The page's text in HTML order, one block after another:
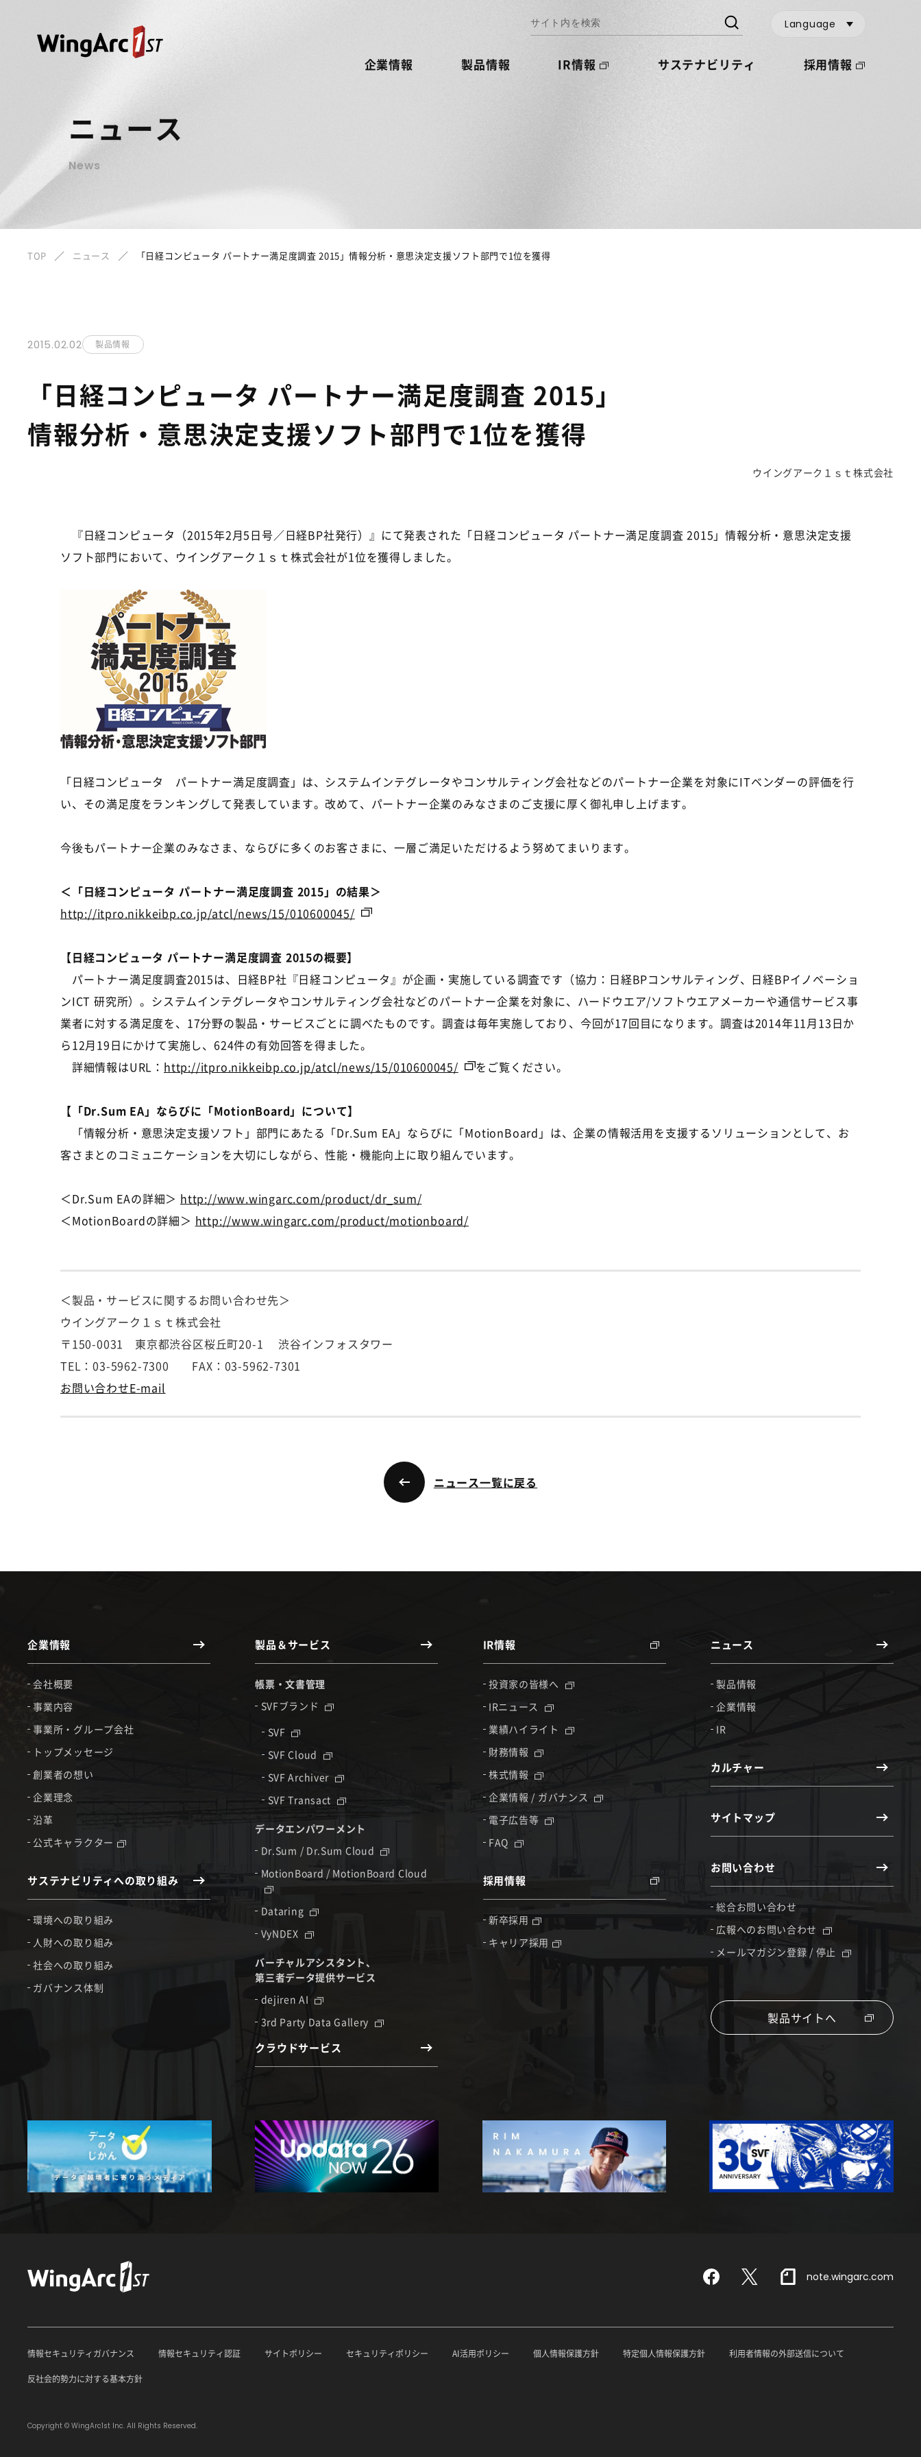
企業情報 製品情報 IR情報 サステナビリティ 採用情報
Language
ニュース
News
TOP ニュース 「日経コンピュータ パートナー満足度調査 2015」情報分析・意思決定支援ソフト部門で1位を獲得
2015.02.02 製品情報
「日経コンピュータ パートナー満足度調査 2015」
情報分析・意思決定支援ソフト部門で1位を獲得
ウイングアーク１ｓｔ株式会社
『日経コンピュータ（2015年2月5日号／日経BP社発行）』にて発表された「日経コンピュータ パートナー満足度調査 2015」情報分析・意思決定支援
ソフト部門において、ウイングアーク１ｓｔ株式会社が1位を獲得しました。
「日経コンピュータ パートナー満足度調査」は、システムインテグレータやコンサルティング会社などのパートナー企業を対象にITベンダーの評価を行
い、その満足度をランキングして発表しています。改めて、パートナー企業のみなさまのご支援に厚く御礼申し上げます。
今後もパートナー企業のみなさま、ならびに多くのお客さまに、一層ご満足いただけるよう努めてまいります。
＜「日経コンピュータ パートナー満足度調査 2015」の結果＞
http://itpro.nikkeibp.co.jp/atcl/news/15/010600045/
【日経コンピュータ パートナー満足度調査 2015の概要】
パートナー満足度調査2015は、日経BP社『日経コンピュータ』が企画・実施している調査です（協力：日経BPコンサルティング、日経BPイノベーショ
ンICT 研究所）。システムインテグレータやコンサルティング会社などのパートナー企業を対象に、ハードウエア/ソフトウエアメーカーや通信サービス事
業者に対する満足度を、17分野の製品・サービスごとに調べたものです。調査は毎年実施しており、今回が17回目になります。調査は2014年11月13日か
ら12月19日にかけて実施し、624件の有効回答を得ました。
詳細情報はURL： http://itpro.nikkeibp.co.jp/atcl/news/15/010600045/ をご覧ください。
【「Dr.Sum EA」ならびに「MotionBoard」について】
「情報分析・意思決定支援ソフト」部門にあたる「Dr.Sum EA」ならびに「MotionBoard」は、企業の情報活用を支援するソリューションとして、お
客さまとのコミュニケーションを大切にしながら、性能・機能向上に取り組んでいます。
＜Dr.Sum EAの詳細＞ http://www.wingarc.com/product/dr_sum/
＜MotionBoardの詳細＞ http://www.wingarc.com/product/motionboard/
＜製品・サービスに関するお問い合わせ先＞
ウイングアーク１ｓｔ株式会社
〒150-0031 東京都渋谷区桜丘町20-1 渋谷インフォスタワー
TEL：03-5962-7300 FAX：03-5962-7301
お問い合わせE-mail
ニュース一覧に戻る
企業情報
会社概要
事業内容
事業所・グループ会社
トップメッセージ
創業者の想い
企業理念
沿革
公式キャラクター
サステナビリティへの取り組み
環境への取り組み
人財への取り組み
社会への取り組み
ガバナンス体制
製品＆サービス
帳票・文書管理
SVFブランド
SVF
SVF Cloud
SVF Archiver
SVF Transact
データエンパワーメント
Dr.Sum / Dr.Sum Cloud
MotionBoard / MotionBoard Cloud
Dataring
VyNDEX
バーチャルアシスタント、
第三者データ提供サービス
dejiren AI
3rd Party Data Gallery
クラウドサービス
IR情報
投資家の皆様へ
IRニュース
業績ハイライト
財務情報
株式情報
企業情報 / ガバナンス
電子広告等
FAQ
採用情報
新卒採用
キャリア採用
ニュース
製品情報
企業情報
IR
カルチャー
サイトマップ
お問い合わせ
総合お問い合わせ
広報へのお問い合わせ
メールマガジン登録 / 停止
製品サイトへ
Facebook
X note.wingarc.com
情報セキュリティガバナンス 情報セキュリティ認証 サイトポリシー セキュリティポリシー AI活用ポリシー 個人情報保護方針 特定個人情報保護方針 利用者情報の外部送信について
反社会的勢力に対する基本方針
Copyright © WingArc1st Inc. All Rights Reserved.